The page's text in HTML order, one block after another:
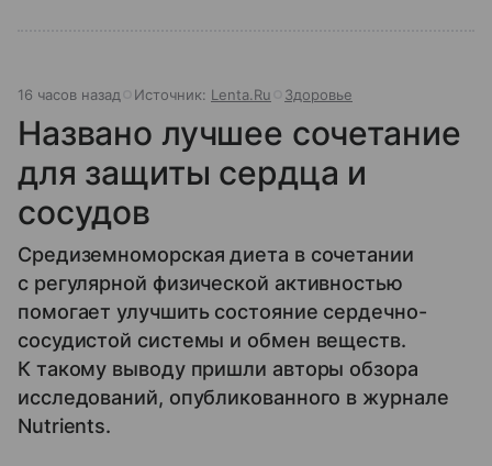
16 часов назад Источник: Lenta.Ru Здоровье
Названо лучшее сочетание
для защиты сердца и
сосудов
Средиземноморская диета в сочетании
с регулярной физической активностью
помогает улучшить состояние сердечно-
сосудистой системы и обмен веществ.
К такому выводу пришли авторы обзора
исследований, опубликованного в журнале
Nutrients.